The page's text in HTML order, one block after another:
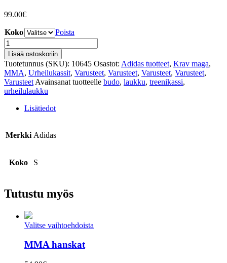
99.00€
Koko
Poista
Budo
treenikassi
määrä
Lisää ostoskoriin
Tuotetunnus (SKU): 10645 Osastot: Adidas tuotteet, Krav maga,
MMA, Urheilukassit, Varusteet, Varusteet, Varusteet, Varusteet,
Varusteet Avainsanat tuotteelle budo, laukku, treenikassi,
urheilulaukku
Lisätiedot
Merkki Adidas
Koko S
Tutustu myös
Valitse vaihtoehdoista
MMA hanskat